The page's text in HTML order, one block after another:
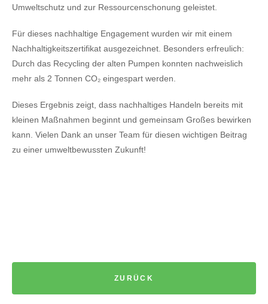
Umweltschutz und zur Ressourcenschonung geleistet.
Für dieses nachhaltige Engagement wurden wir mit einem
Nachhaltigkeitszertifikat ausgezeichnet. Besonders erfreulich:
Durch das Recycling der alten Pumpen konnten nachweislich
mehr als 2 Tonnen CO₂ eingespart werden.
Dieses Ergebnis zeigt, dass nachhaltiges Handeln bereits mit
kleinen Maßnahmen beginnt und gemeinsam Großes bewirken
kann. Vielen Dank an unser Team für diesen wichtigen Beitrag
zu einer umweltbewussten Zukunft!
ZURÜCK